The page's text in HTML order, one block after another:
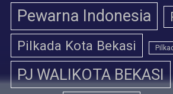
Pewarna Indonesia
Pilkada Kota Bekasi
PJ WALIKOTA BEKASI